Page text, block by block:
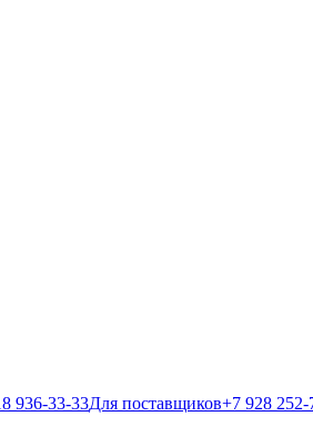
936-33-33Для поставщиков+7 928 252-